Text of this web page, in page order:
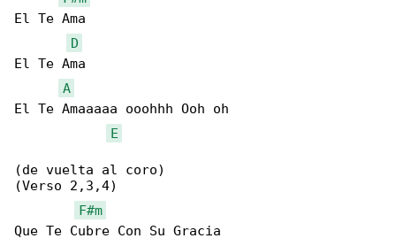
El Te Ama
D
El Te Ama
A
El Te Amaaaaa ooohhh Ooh oh
E
(de vuelta al coro)
(Verso 2,3,4)
F#m
Que Te Cubre Con Su Gracia